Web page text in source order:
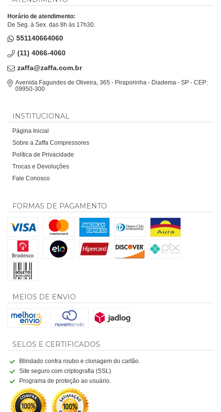
Horário de atendimento:
De Seg. à Sex. das 8h às 17h30.
551140664060
(11) 4066-4060
zaffa@zaffa.com.br
Avenida Fagundes de Oliveira, 365 - Piraporinha - Diadema - SP - CEP:
09950-300
INSTITUCIONAL
Página Inicial
Sobre a Zaffa Compressores
Política de Privacidade
Trocas e Devoluções
Fale Conosco
FORMAS DE PAGAMENTO
MEIOS DE ENVIO
SELOS E CERTIFICADOS
Blindado contra roubo e clonagem do cartão.
Site seguro com criptografia (SSL).
Programa de proteção ao usuário.